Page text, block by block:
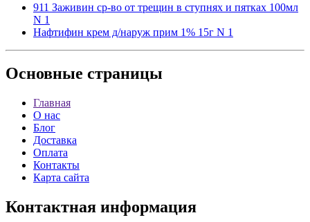
911 Заживин ср-во от трещин в ступнях и пятках 100мл
N 1
Нафтифин крем д/наруж прим 1% 15г N 1
Основные страницы
Главная
О нас
Блог
Доставка
Оплата
Контакты
Карта сайта
Контактная информация